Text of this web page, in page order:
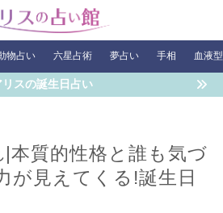
物占い 六星占術 夢占い 手相 血液
リスの誕生日占い
本質的性格と誰も気づ
が見えてくる!誕生日